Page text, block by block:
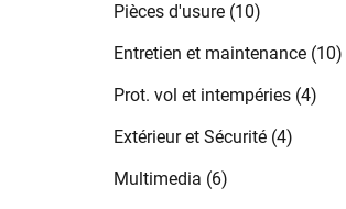
Pièces d'usure (10)
Entretien et maintenance (10)
Prot. vol et intempéries (4)
Extérieur et Sécurité (4)
Multimedia (6)